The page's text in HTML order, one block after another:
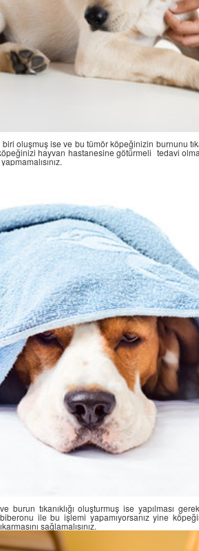
oluşmuş ise ve bu tümör köpeğinizin burnunu
hayvan hastanesine götürmeli tedavi
burun tıkanıklığı oluşturmuş ise yapılması
biberonu ile bu işlemi yapamıyorsanız yine
sağlamalısınız.
Kilo Problemleri:
Yöntemleri